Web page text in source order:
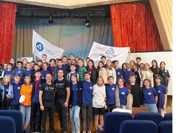
паспортов
Контейнеры для транспортирования и
хранения РАО
Проведение радиационных исследований